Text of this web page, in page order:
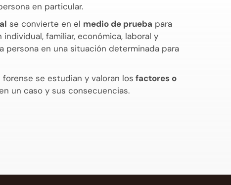
en particular.
se convierte en el medio de prueba para
familiar, económica, laboral y
persona en una situación determinada para
se estudian y valoran los factores o
un caso y sus consecuencias.